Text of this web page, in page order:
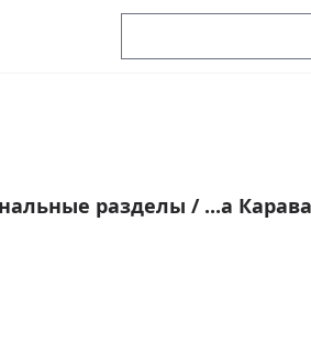
разделы / ...а